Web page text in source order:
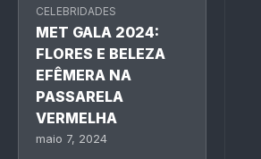
CELEBRIDADES
MET GALA 2024:
FLORES E BELEZA
EFÊMERA NA
PASSARELA
VERMELHA
maio 7, 2024